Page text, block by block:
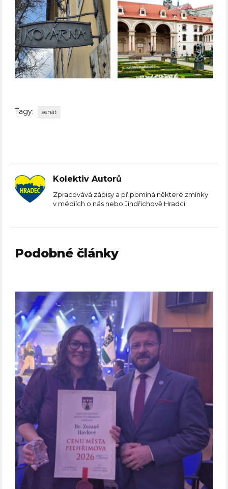
Tagy: senát
Kolektiv Autorů
Zpracovává zápisy a připomíná některé zmínky
v médiích o nás nebo Jindřichově Hradci.
Podobné články